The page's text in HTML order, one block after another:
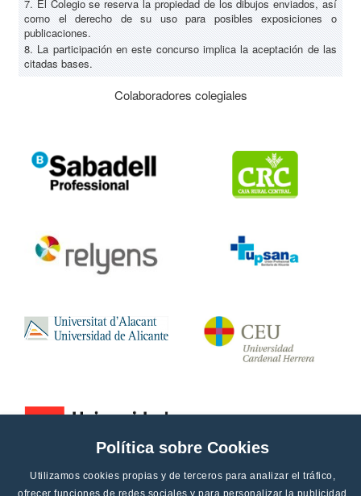
Política sobre Cookies
Utilizamos cookies propias y de terceros para analizar el tráfico,
ofrecer funciones de redes sociales y para personalizar la publicidad
7. El Colegio se reserva la propiedad de los dibujos enviados, así
como el derecho de su uso para posibles exposiciones o
publicaciones.
8. La participación en este concurso implica la aceptación de las
citadas bases.
Colaboradores colegiales